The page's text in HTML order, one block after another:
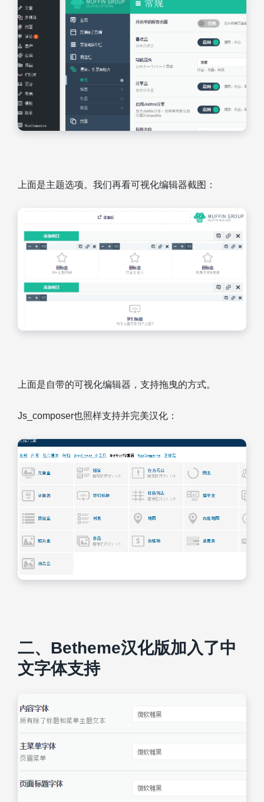
上面是主题选项。我们再看可视化编辑器截图：
上面是自带的可视化编辑器，支持拖曳的方式。
Js_composer也照样支持并完美汉化：
二、Betheme汉化版加入了中
文字体支持